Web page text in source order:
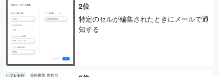
2位
特定のセルが編集されたときにメールで通
知する